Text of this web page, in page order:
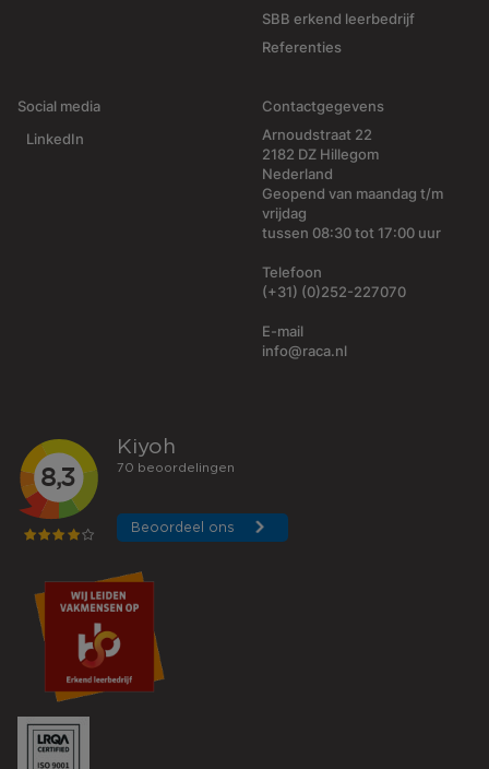
SBB erkend leerbedrijf
Referenties
Social media
LinkedIn
Contactgegevens
Arnoudstraat 22
2182 DZ Hillegom
Nederland
Geopend van maandag t/m
vrijdag
tussen 08:30 tot 17:00 uur
Telefoon
(+31) (0)252-227070
E-mail
info@raca.nl